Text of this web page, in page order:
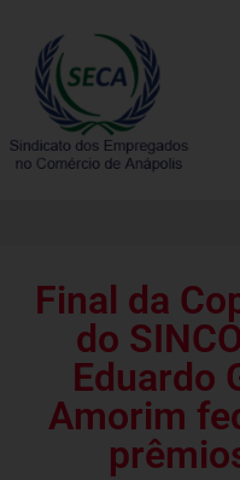
Final da
do
Eduardo
Amorim